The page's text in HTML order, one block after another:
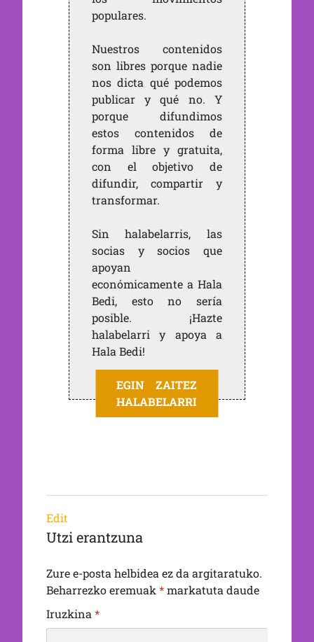
populares.
Nuestros contenidos
son libres porque nadie
nos dicta qué podemos
publicar y qué no. Y
porque difundimos
estos contenidos de
forma libre y gratuita,
con el objetivo de
difundir, compartir y
transformar.
Sin halabelarris, las
socias y socios que
apoyan
económicamente a Hala
Bedi, esto no sería
posible. ¡Hazte
halabelarri y apoya a
Hala Bedi!
EGIN ZAITEZ
HALABELARRI
Edit
Utzi erantzuna
Zure e-posta helbidea ez da argitaratuko.
Beharrezko eremuak *markatuta daude
Iruzkina *